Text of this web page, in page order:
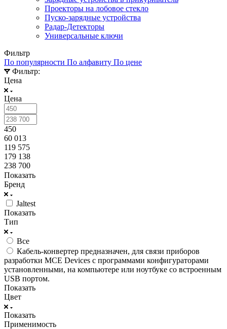
Проекторы на лобовое стекло
Пуско-зарядные устройства
Радар-Детекторы
Универсальные ключи
Фильтр
По популярности По алфавиту По цене
Фильтр:
Цена
Цена
450
60 013
119 575
179 138
238 700
Показать
Бренд
Jaltest
Показать
Тип
Все
Кабель-конвертер предназначен, для связи приборов
разработки MCE Devices с программами конфигураторами
установленными, на компьютере или ноутбуке со встроенным
USB портом.
Показать
Цвет
Показать
Применимость